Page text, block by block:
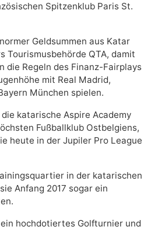
Spitzenklub Paris St.
Geldsummen aus Katar
Tourismusbehörde QTA, damit
die Regeln des Finanz-Fairplays
mit Real Madrid,
München spielen.
katarische Aspire Academy
Fußballklub Ostbelgiens,
heute in der Jupiler Pro League
in der katarischen
Anfang 2017 sogar ein
hochdotiertes Golfturnier und